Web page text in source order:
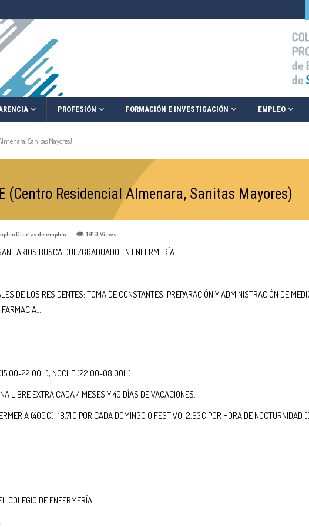
PROFESIÓN FORMACIÓN E INVESTIGACIÓN EMPLEO
Sanitas Mayores)
(Centro Residencial Almenara, Sanitas Mayores)
Ofertas de empleo 1910 Views
BUSCA DUE/GRADUADO EN ENFERMERÍA.
DE LOS RESIDENTES: TOMA DE CONSTANTES, PREPARACIÓN Y ADMINISTRACIÓN DE
FARMACIA…
(15:00-22:00H), NOCHE (22:00-08:00H)
LIBRE EXTRA CADA 4 MESES Y 40 DÍAS DE VACACIONES.
(400€)+18.71€ POR CADA DOMINGO O FESTIVO+2.63€ POR HORA DE
COLEGIO DE ENFERMERÍA.